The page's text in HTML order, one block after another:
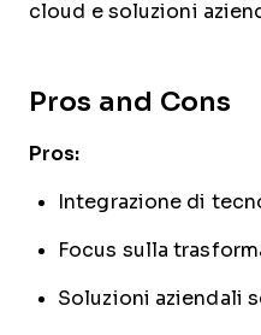
cloud e soluzioni
Pros and Cons
Pros:
Integrazione di
Focus sulla
Soluzioni aziendali